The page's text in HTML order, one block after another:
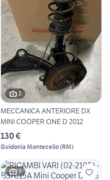
3
MECCANICA ANTERIORE DX
MINI COOPER ONE D 2012
130 €
Guidonia Montecelio(RM)
3